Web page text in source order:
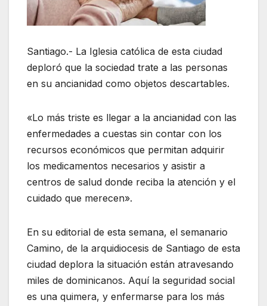
Santiago.- La Iglesia católica de esta ciudad
deploró que la sociedad trate a las personas
en su ancianidad como objetos descartables.
«Lo más triste es llegar a la ancianidad con las
enfermedades a cuestas sin contar con los
recursos económicos que permitan adquirir
los medicamentos necesarios y asistir a
centros de salud donde reciba la atención y el
cuidado que merecen».
En su editorial de esta semana, el semanario
Camino, de la arquidiocesis de Santiago de esta
ciudad deplora la situación están atravesando
miles de dominicanos. Aquí la seguridad social
es una quimera, y enfermarse para los más